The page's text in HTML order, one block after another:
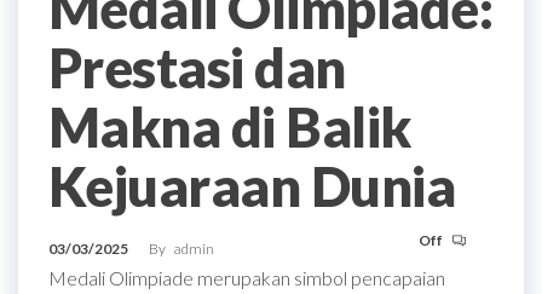
Prestasi dan
Makna di Balik
Kejuaraan Dunia
03/03/2025 By admin Off
Medali Olimpiade merupakan simbol pencapaian